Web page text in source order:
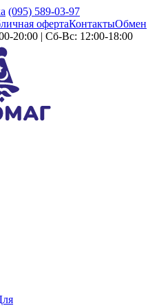
(095) 589-03-97
офертаКонтактыОбмен
20:00 | Сб-Вс: 12:00-18:00